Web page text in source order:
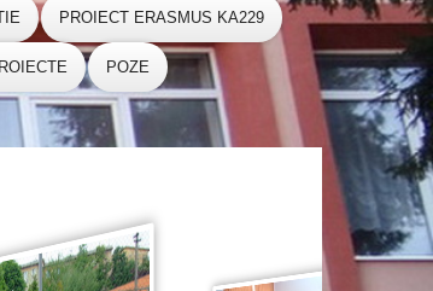
PROIECT ERASMUS KA229
POZE